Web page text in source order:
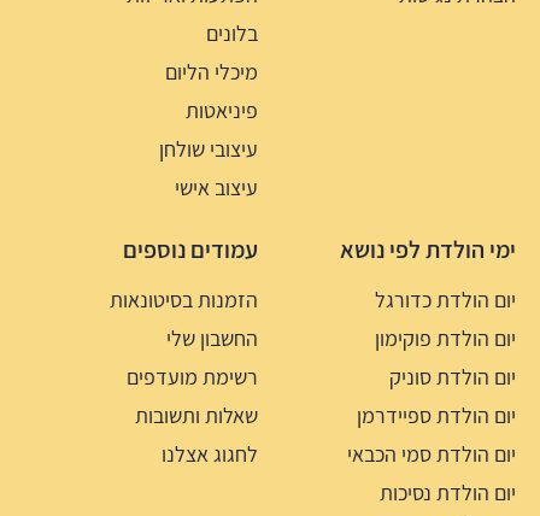
בלונים
מיכלי הליום
פיניאטות
עיצובי שולחן
עיצוב אישי
ימי הולדת לפי נושא
יום הולדת כדורגל
יום הולדת פוקימון
יום הולדת סוניק
יום הולדת ספיידרמן
יום הולדת סמי הכבאי
יום הולדת נסיכות
עמודים נוספים
הזמנות בסיטונאות
החשבון שלי
רשימת מועדפים
שאלות ותשובות
לחגוג אצלנו